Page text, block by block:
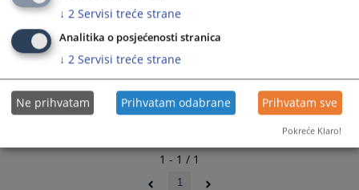
1 - 1 / 1
1
↓ 2 Servisi treće strane
Analitika o posjećenosti stranica
↓ 2 Servisi treće strane
Ne prihvatam Prihvatam odabrane Prihvatam sve
Pokreće Klaro!